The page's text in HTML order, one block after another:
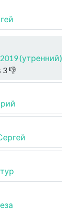
(утренний)
3👎